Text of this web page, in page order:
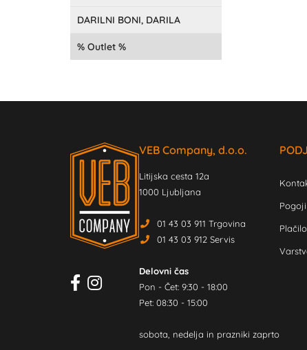
DARILNI BONI, DARILA
Outlet
VEB Company, d.o.o.
Litijska cesta 12a
1000 Ljubljana
01 43 03 911 Trgovina
01 43 03 912 Servis
Delovni čas
Pon - Čet: 9:30 - 18:00
Pet: 08:30 - 15:00
sobota, nedelja in prazniki zaprto